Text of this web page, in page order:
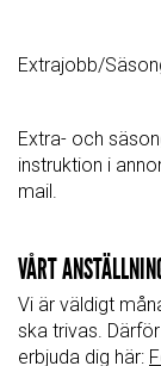
Extrajobb/
Extra- och
instruktion i
mail.
VÅRT
Vi är väldigt
ska trivas.
erbjuda dig här: